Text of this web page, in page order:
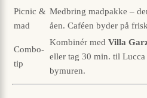
Picnic &
mad
Medbring madpakke –
åen. Caféen byder på
Combo-
tip
Kombinér med Villa
eller tag 30 min. til
bymuren.